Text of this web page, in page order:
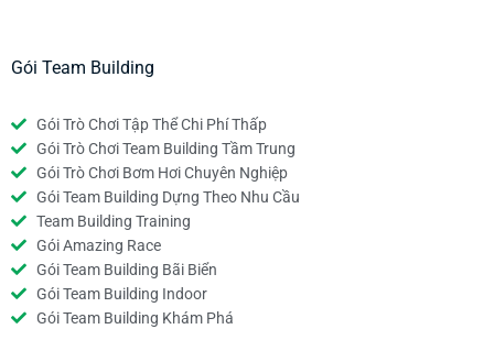
Gói Team Building
Gói Trò Chơi Tập Thể Chi Phí Thấp
Gói Trò Chơi Team Building Tầm Trung
Gói Trò Chơi Bơm Hơi Chuyên Nghiệp
Gói Team Building Dựng Theo Nhu Cầu
Team Building Training
Gói Amazing Race
Gói Team Building Bãi Biển
Gói Team Building Indoor
Gói Team Building Khám Phá